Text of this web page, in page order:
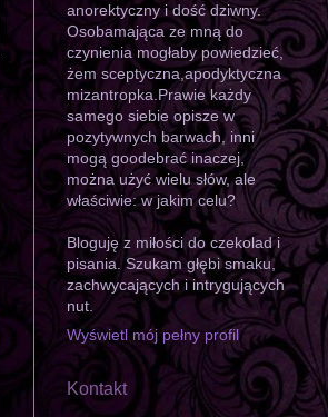
anorektyczny i dość dziwny.
Osobamająca ze mną do
czynienia mogłaby powiedzieć,
żem sceptyczna,apodyktyczna
mizantropka.Prawie każdy
samego siebie opisze w
pozytywnych barwach, inni
mogą goodebrać inaczej,
można użyć wielu słów, ale
właściwie: w jakim celu?
Bloguję z miłości do czekolad i
pisania. Szukam głębi smaku,
zachwycających i intrygujących
nut.
Wyświetl mój pełny profil
Kontakt